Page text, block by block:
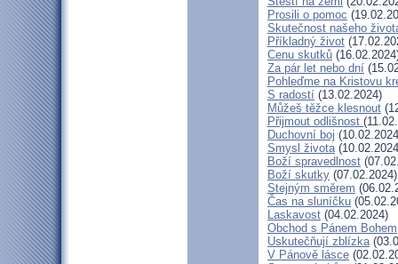
Prosili o pomoc
Skutečnost našeho
Příkladný život
Cenu skutků
Za pár let nebo dní
Pohleďme na Kristovu
S radostí (13.02.2024)
Můžeš těžce klesnout
Přijmout odlišnost
Duchovní boj
Smysl života
Boží spravedlnost
Boží skutky (07.02.2024)
Stejným směrem
Čas na sluníčku
Laskavost (04.02.2024)
Obchod s Pánem Bohem
Uskutečňují zblízka
V Pánově lásce